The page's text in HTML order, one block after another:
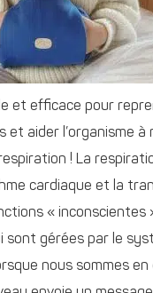
et efficace pour
et aider l’organisme
respiration ! La
cardiaque et la
« inconscientes
sont gérées par le
nous sommes